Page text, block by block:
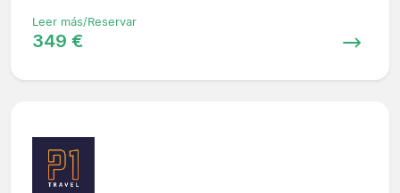
Leer más/Reservar
349 €